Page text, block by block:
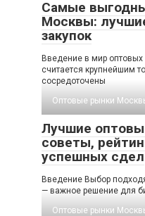
Самые
Москвы:
закупок
Введение в мир
считается крупнейшим
сосредоточены
Оптовые рынки
Лучшие
советы,
успешных сдел
Введение Выбор
— важное решение для
Оптовые рынки